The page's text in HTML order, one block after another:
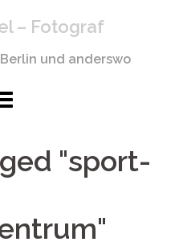
– Fotograf
und anderswo
"sport-